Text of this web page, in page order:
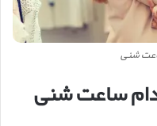
شنی
ساعت شنی